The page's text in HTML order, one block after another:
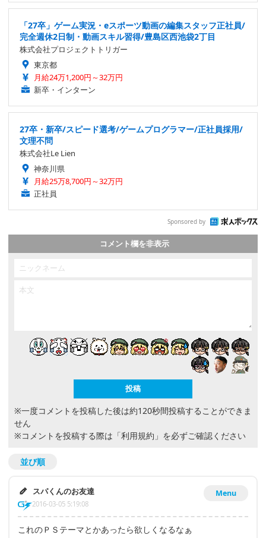
「27卒」ゲーム実況・eスポーツ動画の編集スタッフ正社員/
完全週休2日制・動画スキル習得/豊島区西池袋2丁目
株式会社プロジェクトトリガー
東京都
月給24万1,200円～32万円
新卒・インターン
27卒・新卒/スピード選考/ゲームプログラマー/正社員採用/
文理不問
株式会社Le Lien
神奈川県
月給25万8,700円～32万円
正社員
Sponsored by
コメント欄を非表示
※一度コメントを投稿した後は約120秒間投稿することができま
せん
※コメントを投稿する際は 「利用規約」 を必ずご確認ください
並び順
Menu
スパくんのお友達
2016-03-05 5:19:08
これのＰＳテーマとかあったら欲しくなるなぁ